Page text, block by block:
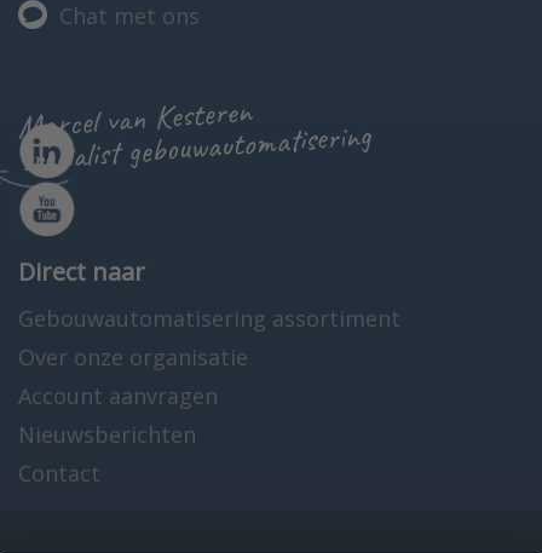
Chat met ons
Marcel van Kesteren
specialist gebouwautomatisering
Direct naar
Gebouwautomatisering assortiment
Over onze organisatie
Account aanvragen
Nieuwsberichten
Contact